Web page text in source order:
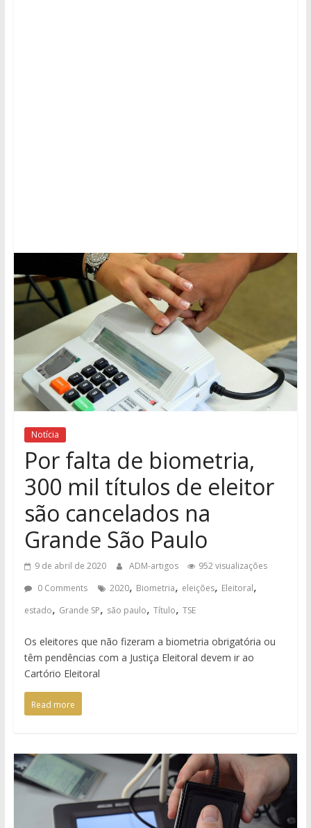
Notícia
Por falta de biometria,
300 mil títulos de eleitor
são cancelados na
Grande São Paulo
9 de abril de 2020 ADM-artigos
952 visualizações
0 Comments
2020, Biometria, eleições, Eleitoral,
estado, Grande SP, são paulo, Título, TSE
Os eleitores que não fizeram a biometria obrigatória ou
têm pendências com a Justiça Eleitoral devem ir ao
Cartório Eleitoral
Read more